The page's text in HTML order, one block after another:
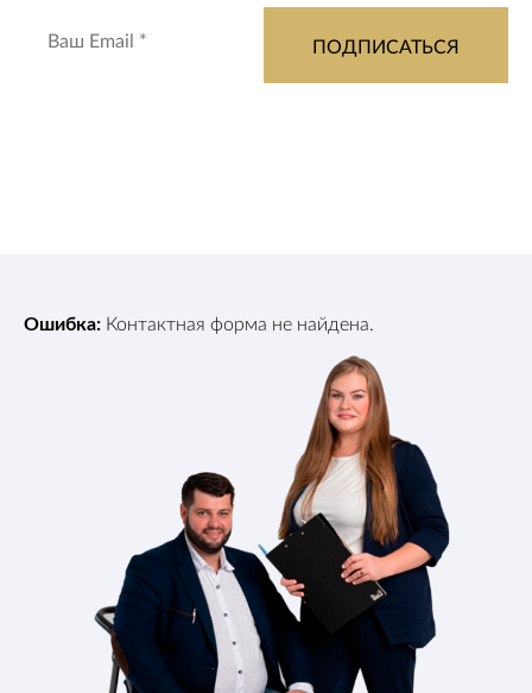
Ошибка: Контактная форма не найдена.